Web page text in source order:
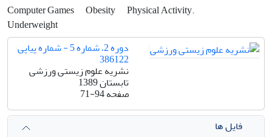
Computer Games Obesity
Physical Activity.
Underweight
دوره 2، شماره 5 - شماره پیاپی
386122
نشریه علوم زیستی ورزشی
تابستان 1389
صفحه71-94
فایل ها